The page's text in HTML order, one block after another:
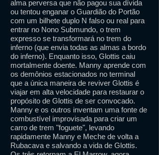
alma perversa que não pagou sua dívida
ou tentou enganar o Guardião do Portão
com um bilhete duplo N falso ou real para
entrar no Nono Submundo, o trem
expresso se transformará no trem do
inferno (que envia todas as almas a bordo
do inferno). Enquanto isso, Glottis caiu
mortalmente doente. Manny aprende com
os demônios estacionados no terminal
que a única maneira de reviver Glottis é
viajar em alta velocidade para restaurar o
propósito de Glottis de ser convocado.
Manny e os outros inventam uma fonte de
combustível improvisada para criar um
carro de trem "foguete", levando
rapidamente Manny e Meche de volta a
Rubacava e salvando a vida de Glottis.